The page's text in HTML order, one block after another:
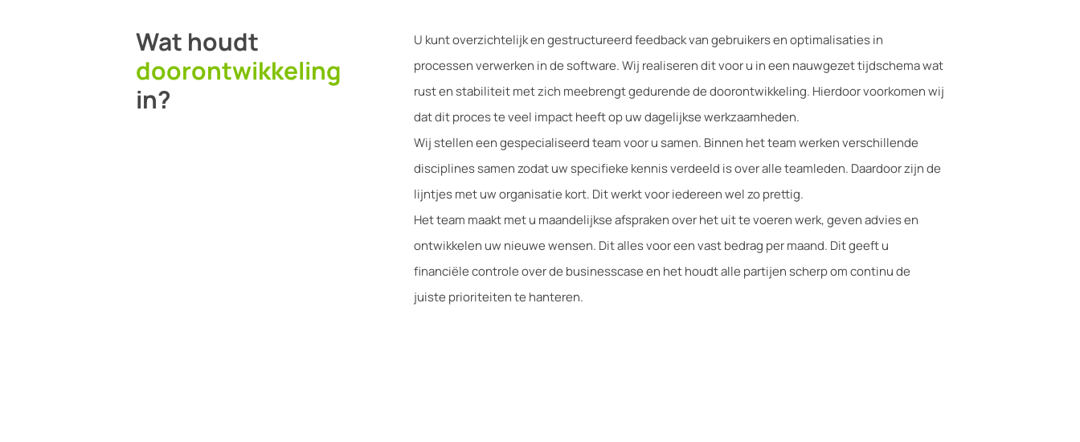
Wat houdt
doorontwikkeling
in?
U kunt overzichtelijk en gestructureerd feedback van gebruikers en optimalisaties in
processen verwerken in de software. Wij realiseren dit voor u in een nauwgezet tijdschema wat
rust en stabiliteit met zich meebrengt gedurende de doorontwikkeling. Hierdoor voorkomen wij
dat dit proces te veel impact heeft op uw dagelijkse werkzaamheden.
Wij stellen een gespecialiseerd team voor u samen. Binnen het team werken verschillende
disciplines samen zodat uw specifieke kennis verdeeld is over alle teamleden. Daardoor zijn de
lijntjes met uw organisatie kort. Dit werkt voor iedereen wel zo prettig.
Het team maakt met u maandelijkse afspraken over het uit te voeren werk, geven advies en
ontwikkelen uw nieuwe wensen. Dit alles voor een vast bedrag per maand. Dit geeft u
financiële controle over de businesscase en het houdt alle partijen scherp om continu de
juiste prioriteiten te hanteren.